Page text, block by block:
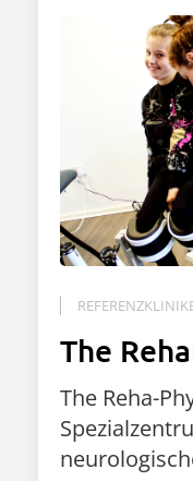
The
The Reha-